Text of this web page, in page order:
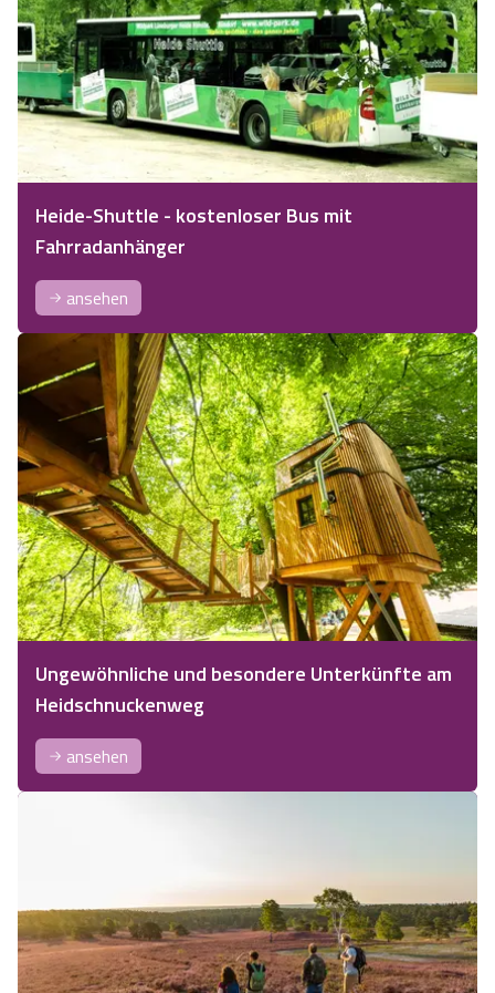
Heide-Shuttle - kostenloser Bus mit
Fahrradanhänger
ansehen
Ungewöhnliche und besondere Unterkünfte am
Heidschnuckenweg
ansehen